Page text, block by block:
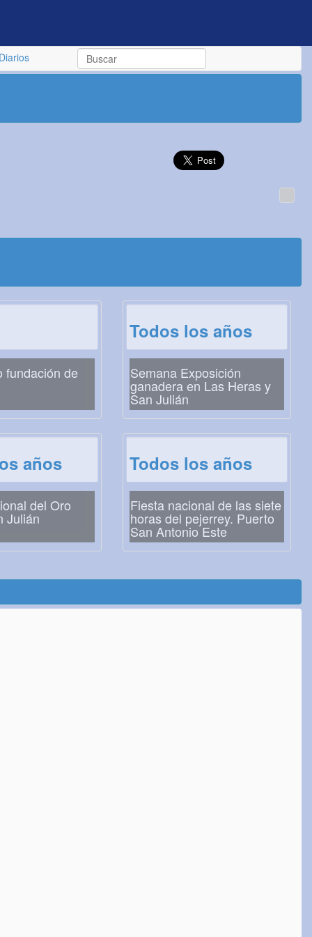
Diarios
fundación de
Todos los años
Semana Exposición
ganadera en Las Heras y
San Julián
años
del Oro
Julián
Todos los años
Fiesta nacional de las siete
horas del pejerrey. Puerto
San Antonio Este